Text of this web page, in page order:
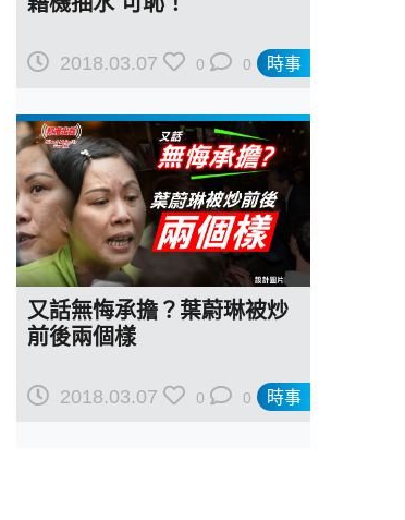
時事
2018.03.07 0 0
時事
又話無悔承擔？葉蔚琳被炒
前後兩個樣
2018.03.07 0 0